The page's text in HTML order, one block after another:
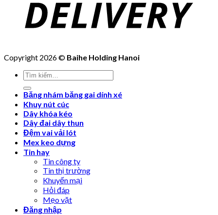
Copyright 2026 © Baihe Holding Hanoi
Tìm
kiếm:
Băng nhám băng gai dính xé
Khuy nút cúc
Dây khóa kéo
Dây đai dây thun
Đệm vai vải lót
Mex keo dựng
Tin hay
Tin công ty
Tin thị trường
Khuyến mại
Hỏi đáp
Mẹo vặt
Đăng nhập